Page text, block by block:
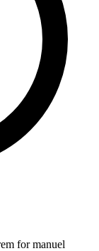
for manuel